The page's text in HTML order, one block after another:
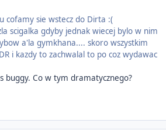
cofamy sie wstecz do Dirta :(
scigalka gdyby jednak wiecej bylo w nim
a'la gymkhana.... skoro wszystkim
i kazdy to zachwalal to po coz wydawac
buggy. Co w tym dramatycznego?